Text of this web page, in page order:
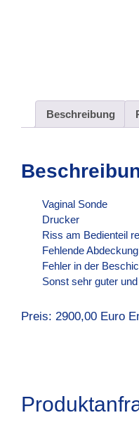
Beschreibung
Vaginal Sonde
Drucker
Riss am Bedienteil
Fehlende
Fehler in der
Sonst sehr guter
Preis: 2900,00 Euro